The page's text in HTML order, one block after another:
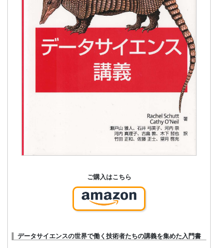
ご購入はこちら
データサイエンスの世界で働く技術者たちの講義を集めた入門書